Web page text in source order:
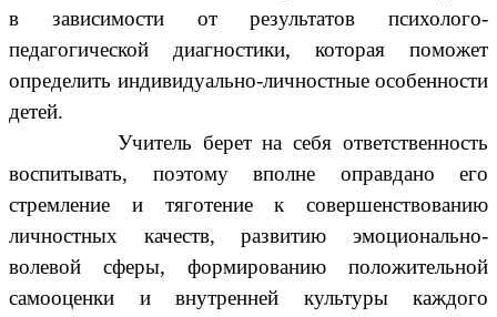
в зависимости от результатов психолого-
педагогической диагностики, которая поможет
определить индивидуально-личностные особенности
детей.
Учитель берет на себя ответственность
воспитывать, поэтому вполне оправдано его
стремление и тяготение к совершенствованию
личностных качеств, развитию эмоционально-
волевой сферы, формированию положительной
самооценки и внутренней культуры каждого